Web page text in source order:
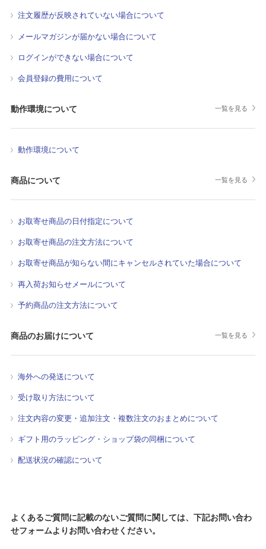
注文履歴が反映されていない場合について
メールマガジンが届かない場合について
ログインができない場合について
会員登録の費用について
動作環境について 一覧を見る
動作環境について
商品について 一覧を見る
お取寄せ商品の日付指定について
お取寄せ商品の注文方法について
お取寄せ商品が知らない間にキャンセルされていた場合について
再入荷お知らせメールについて
予約商品の注文方法について
商品のお届けについて 一覧を見る
海外への発送について
受け取り方法について
注文内容の変更・追加注文・複数注文のおまとめについて
ギフト用のラッピング・ショップ袋の同梱について
配送状況の確認について
よくあるご質問に記載のないご質問に関しては、下記お問い合わ
せフォームよりお問い合わせください。